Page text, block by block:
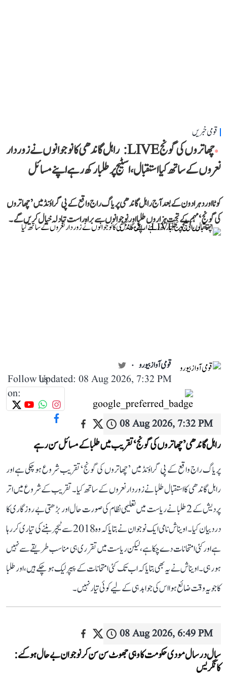
قومی خبریں
چھاتروں کی گونج LIVE: راہل گاندھی کا نوجوانوں نے زوردار
نعروں کے ساتھ کیا استقبال، اسٹیج پر طلبا رکھ رہے اپنے مسائل
کوٹا اور دہرادون کے بعد آج راہل گاندھی پریاگ راج واقع کے پی گراؤنڈ میں ’چھاتروں
کی گونج‘ مہم کے تحت ہزاروں طلبا اور نوجوانوں سے براہ راست تبادلہ خیال کریں گے۔
قومی آواز بیورو
Updated: 08 Aug 2026, 7:32 PM
Follow us
on:
08 Aug 2026, 7:32 PM
راہل گاندھی ’چھاتروں کی گونج‘ تقریب میں طلبا کے مسائل سن رہے
پریاگ راج واقع کے پی گراؤنڈ میں ’چھاتروں کی گونج‘ تقریب شروع ہو چکی ہے اور
راہل گاندھی کا استقبال طلبا نے زوردار نعروں کے ساتھ کیا۔ تقریب کے شروع میں اتر
پردیش کے 2 طلبا نے ریاست میں تعلیمی نظام کی صورت حال اور بڑھتی بے روزگاری کا
درد بیان کیا۔ اویناش نامی ایک نوجوان نے بتایا کہ وہ 2018 سے ٹیچر بننے کی تیاری کر رہا
ہے اور کئی امتحانات دے چکا ہے، لیکن ریاست میں تقرری ہی مناسب طریقے سے نہیں
ہو رہی۔ اویناش نے یہ بھی بتایا کہ اب تک کئی امتحانات کے پیپر لیک ہو چکے ہیں، اور طلبا
کا جو یہ وقت ضائع ہوا اس کی جوابدہی کے لیے کوئی تیار نہیں۔
08 Aug 2026, 6:49 PM
سال در سال مودی حکومت کا وہی جھوٹ سن سن کر نوجوان بے حال ہو گئے:
کانگریس